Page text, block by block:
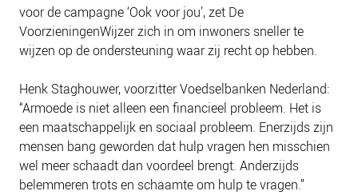
voor de campagne ‘Ook voor jou’, zet De
VoorzieningenWijzer zich in om inwoners sneller te
wijzen op de ondersteuning waar zij recht op hebben.
Henk Staghouwer, voorzitter Voedselbanken Nederland:
“Armoede is niet alleen een financieel probleem. Het is
een maatschappelijk en sociaal probleem. Enerzijds zijn
mensen bang geworden dat hulp vragen hen misschien
wel meer schaadt dan voordeel brengt. Anderzijds
belemmeren trots en schaamte om hulp te vragen.”